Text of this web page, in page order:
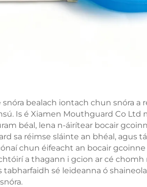
snóra bealach iontach chun snóra a
Is é Xiamen Mouthguard Co Ltd
béal, lena n-áirítear bocair
sa réimse sláinte an bhéal, agus
chun éifeacht an bocair
a thagann i gcion ar cé chomh
tabharfaidh sé leideanna ó